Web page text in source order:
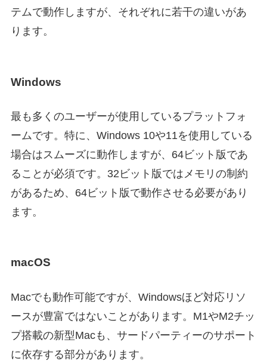
テムで動作しますが、それぞれに若干の違いがあ
ります。
Windows
最も多くのユーザーが使用しているプラットフォ
ームです。特に、Windows 10や11を使用している
場合はスムーズに動作しますが、64ビット版であ
ることが必須です。32ビット版ではメモリの制約
があるため、64ビット版で動作させる必要があり
ます。
macOS
Macでも動作可能ですが、Windowsほど対応リソ
ースが豊富ではないことがあります。M1やM2チッ
プ搭載の新型Macも、サードパーティーのサポート
に依存する部分があります。